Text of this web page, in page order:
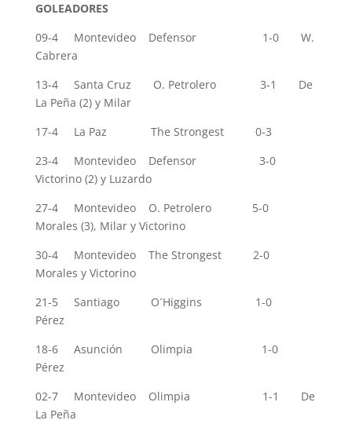
GOLEADORES
09-4 Montevideo Defensor 1-0 W.
Cabrera
13-4 Santa Cruz O. Petrolero 3-1 De
La Peña (2) y Milar
17-4 La Paz The Strongest 0-3
23-4 Montevideo Defensor 3-0
Victorino (2) y Luzardo
27-4 Montevideo O. Petrolero 5-0
Morales (3), Milar y Victorino
30-4 Montevideo The Strongest 2-0
Morales y Victorino
21-5 Santiago O´Higgins 1-0
Pérez
18-6 Asunción Olimpia 1-0
Pérez
02-7 Montevideo Olimpia 1-1 De
La Peña